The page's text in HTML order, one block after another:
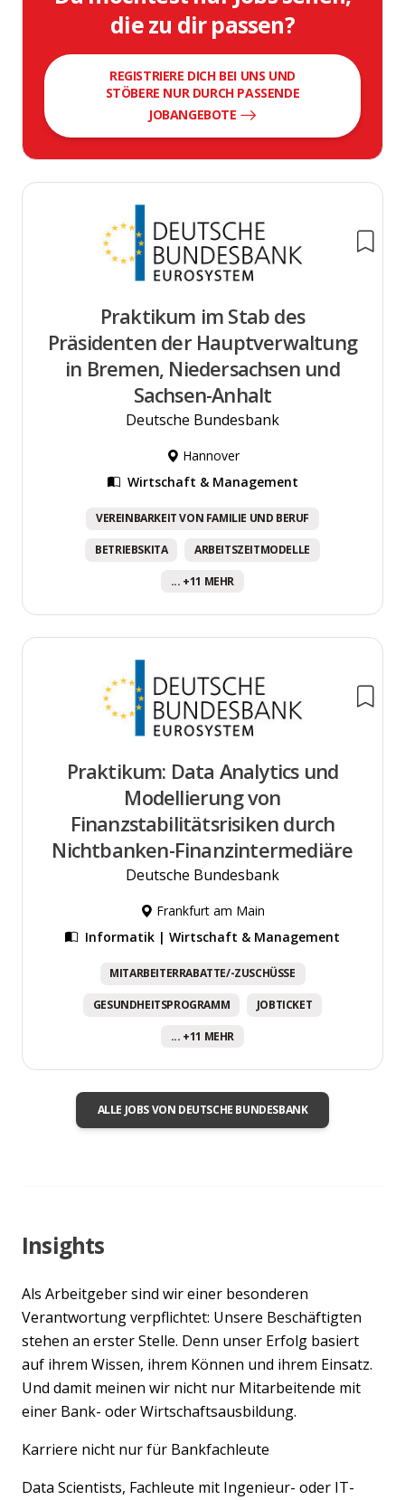
die zu dir passen?
REGISTRIERE DICH BEI UNS UND
STÖBERE NUR DURCH PASSENDE
JOBANGEBOTE
Praktikum im Stab des
Präsidenten der Hauptverwaltung
in Bremen, Niedersachsen und
Sachsen-Anhalt
Deutsche Bundesbank
Hannover
Wirtschaft & Management
VEREINBARKEIT VON FAMILIE UND BERUF
BETRIEBSKITA ARBEITSZEITMODELLE
... +11 MEHR
Praktikum: Data Analytics und
Modellierung von
Finanzstabilitätsrisiken durch
Nichtbanken-Finanzintermediäre
Deutsche Bundesbank
Frankfurt am Main
Informatik | Wirtschaft & Management
MITARBEITERRABATTE/-ZUSCHÜSSE
GESUNDHEITSPROGRAMM JOBTICKET
... +11 MEHR
ALLE JOBS VON DEUTSCHE BUNDESBANK
Insights
Als Arbeitgeber sind wir einer besonderen
Verantwortung verpflichtet: Unsere Beschäftigten
stehen an erster Stelle. Denn unser Erfolg basiert
auf ihrem Wissen, ihrem Können und ihrem Einsatz.
Und damit meinen wir nicht nur Mitarbeitende mit
einer Bank- oder Wirtschaftsausbildung.
Karriere nicht nur für Bankfachleute
Data Scientists, Fachleute mit Ingenieur- oder IT-